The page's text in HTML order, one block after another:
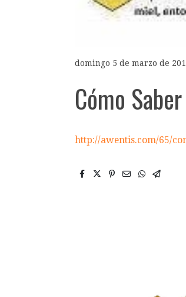
domingo 5 de marzo de
Cómo
http://awentis.com/65/